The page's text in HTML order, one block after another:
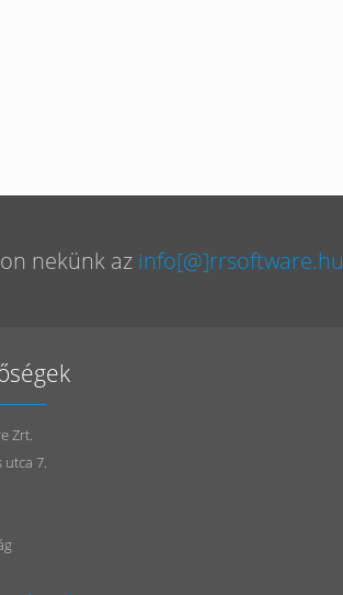
nekünk az info[@]rrsoftware.hu
Zrt.
utca 7.